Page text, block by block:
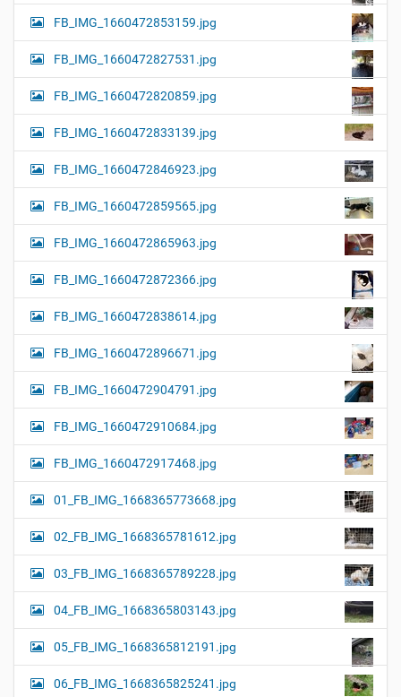
FB_IMG_1660472853159.jpg
FB_IMG_1660472827531.jpg
FB_IMG_1660472820859.jpg
FB_IMG_1660472833139.jpg
FB_IMG_1660472846923.jpg
FB_IMG_1660472859565.jpg
FB_IMG_1660472865963.jpg
FB_IMG_1660472872366.jpg
FB_IMG_1660472838614.jpg
FB_IMG_1660472896671.jpg
FB_IMG_1660472904791.jpg
FB_IMG_1660472910684.jpg
FB_IMG_1660472917468.jpg
01_FB_IMG_1668365773668.jpg
02_FB_IMG_1668365781612.jpg
03_FB_IMG_1668365789228.jpg
04_FB_IMG_1668365803143.jpg
05_FB_IMG_1668365812191.jpg
06_FB_IMG_1668365825241.jpg